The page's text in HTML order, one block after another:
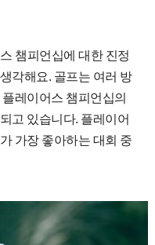
챔피언십에 대한 진정
각해요. 골프는 여러 방
레이어스 챔피언십의
고 있습니다. 플레이어
가장 좋아하는 대회 중